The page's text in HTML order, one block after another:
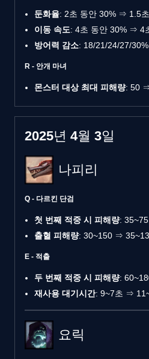
둔화율: 2초 동안 30% ⇒ 1.5
이동 속도: 4초 동안 30% ⇒ 4
방어력 감소: 18/21/24/27/
R - 안개 마녀
몬스터 대상 최대 피해량: 50
2025년 4월 3일
나피리
Q - 다르킨 단검
첫 번째 적중 시 피해량:
출혈 피해량: 30~150 ⇒
E - 적출
두 번째 적중 시 피해량:
재사용 대기시간: 9~7초 ⇒
요릭